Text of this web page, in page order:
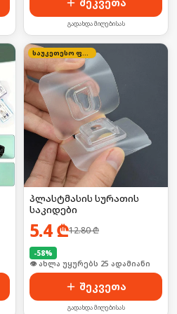
გადახდა მიღებისას
საუკეთესო ფასი
პლასტმასის სურათის
საკიდები
5.4₾12.80₾
-58%
🛒 ბოლო 24სთ-ში იყიდა 38-მა
შეკვეთა
გადახდა მიღებისას